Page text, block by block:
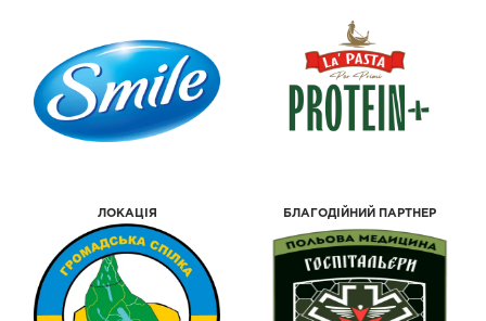
ЛОКАЦІЯ БЛАГОДІЙНИЙ ПАРТНЕР